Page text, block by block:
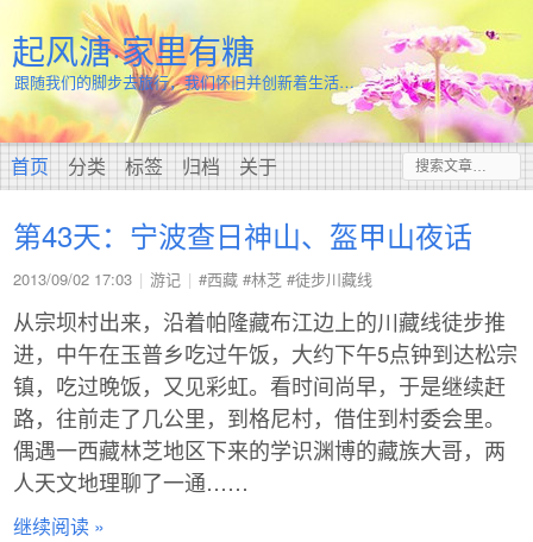
起风溏·家里有糖
跟随我们的脚步去旅行，我们怀旧并创新着生活…
首页 分类 标签 归档 关于
第43天：宁波查日神山、盔甲山夜话
2013/09/02 17:03 游记 #西藏 #林芝 #徒步川藏线
从宗坝村出来，沿着帕隆藏布江边上的川藏线徒步推
进，中午在玉普乡吃过午饭，大约下午5点钟到达松宗
镇，吃过晚饭，又见彩虹。看时间尚早，于是继续赶
路，往前走了几公里，到格尼村，借住到村委会里。
偶遇一西藏林芝地区下来的学识渊博的藏族大哥，两
人天文地理聊了一通……
继续阅读 »